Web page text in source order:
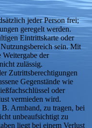
jeder Person frei;
geregelt werden.
Eintrittskarte oder
sein. Mit
Weitergabe der
zulässig.
Zutrittsberechtigungen
Gegenstände wie
oder
vermieden wird.
B. Armband, zu tragen, bei
unbeaufsichtigt zu
liegt bei einem Verlust